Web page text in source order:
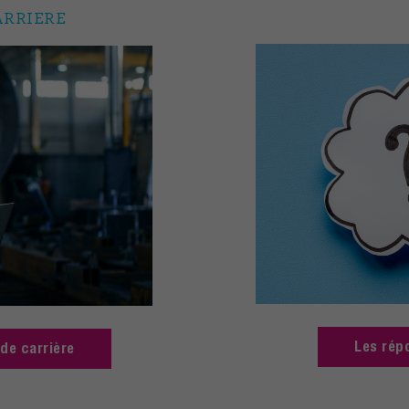
carrière Les